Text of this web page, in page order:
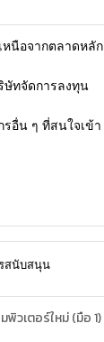
หนือจากตลาดหลัก
ษัทจัดการลงทุน
อื่น ๆ ที่สนใจเข้า
สนับสนุน
วเตอร์ใหม่ (มือ 1)